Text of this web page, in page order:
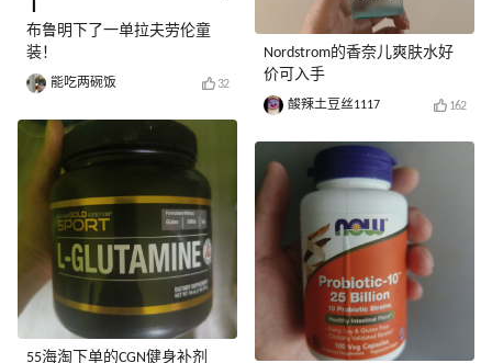
布鲁明下了一单拉夫劳伦童
装！
能吃两碗饭 32
55海淘下单的CGN健身补剂
Nordstrom的香奈儿爽肤水好
价可入手
酸辣土豆丝1117 162